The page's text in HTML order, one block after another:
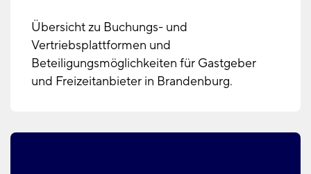
Übersicht zu Buchungs- und
Vertriebsplattformen und
Beteiligungsmöglichkeiten für Gastgeber
und Freizeitanbieter in Brandenburg.